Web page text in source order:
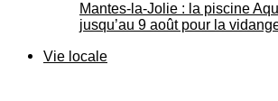
Mantes-la-Jolie : la piscine
jusqu’au 9 août pour la
Vie locale